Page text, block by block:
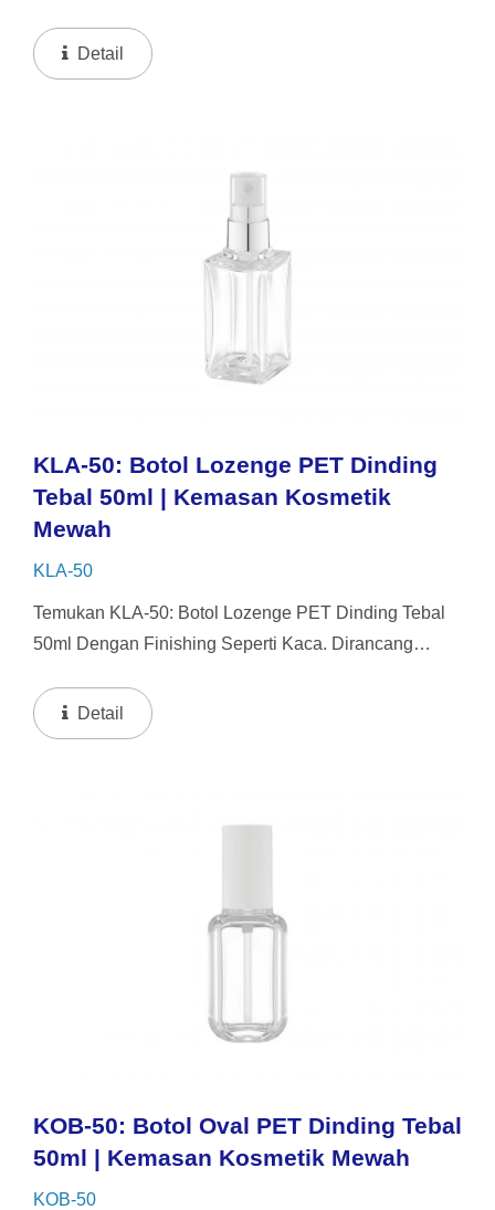
Tampilan Mewah Dari Kaca Sambil Tetap Tahan
Pecah Dan Ringan...
Detail
KLA-50: Botol Lozenge PET Dinding
Tebal 50ml | Kemasan Kosmetik
Mewah
KLA-50
Temukan KLA-50: Botol Lozenge PET Dinding Tebal
50ml Dengan Finishing Seperti Kaca. Dirancang
Tampilan Mewah Dari Kaca Sambil Tetap Tahan
Pecah Dan Ringan...
Detail
KOB-50: Botol Oval PET Dinding Tebal
50ml | Kemasan Kosmetik Mewah
KOB-50